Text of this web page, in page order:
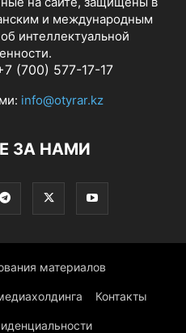
и международным
интеллектуальной
(700) 577-17-17
info@otyrar.kz
ЗА НАМИ
материалов
Контакты